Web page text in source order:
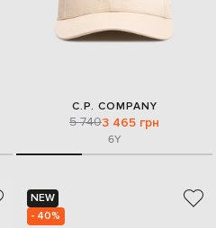
C.P. COMPANY
5 7403 465 грн
6Y
NEW
- 40%